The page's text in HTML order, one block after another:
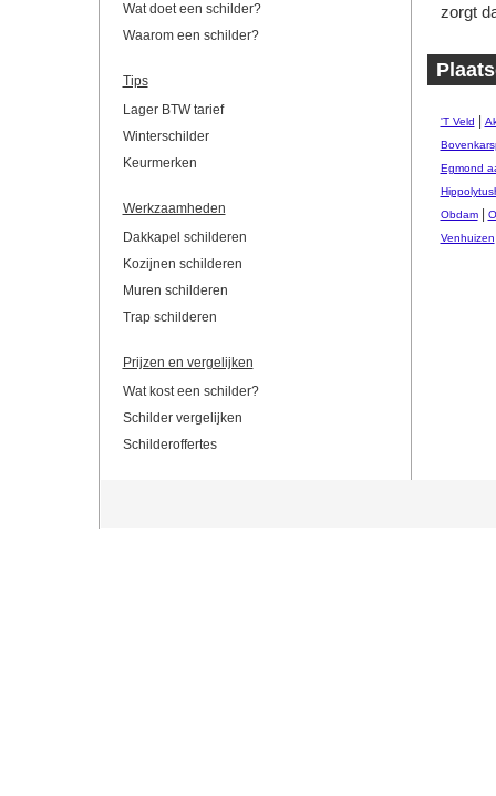
Wat doet een schilder?
Waarom een schilder?
Tips
Lager BTW tarief
Winterschilder
Keurmerken
Werkzaamheden
Dakkapel schilderen
Kozijnen schilderen
Muren schilderen
Trap schilderen
Prijzen en vergelijken
Wat kost een schilder?
Schilder vergelijken
Schilderoffertes
zorgt
'T Veld
Egmond
Obdam|
Venhuizen